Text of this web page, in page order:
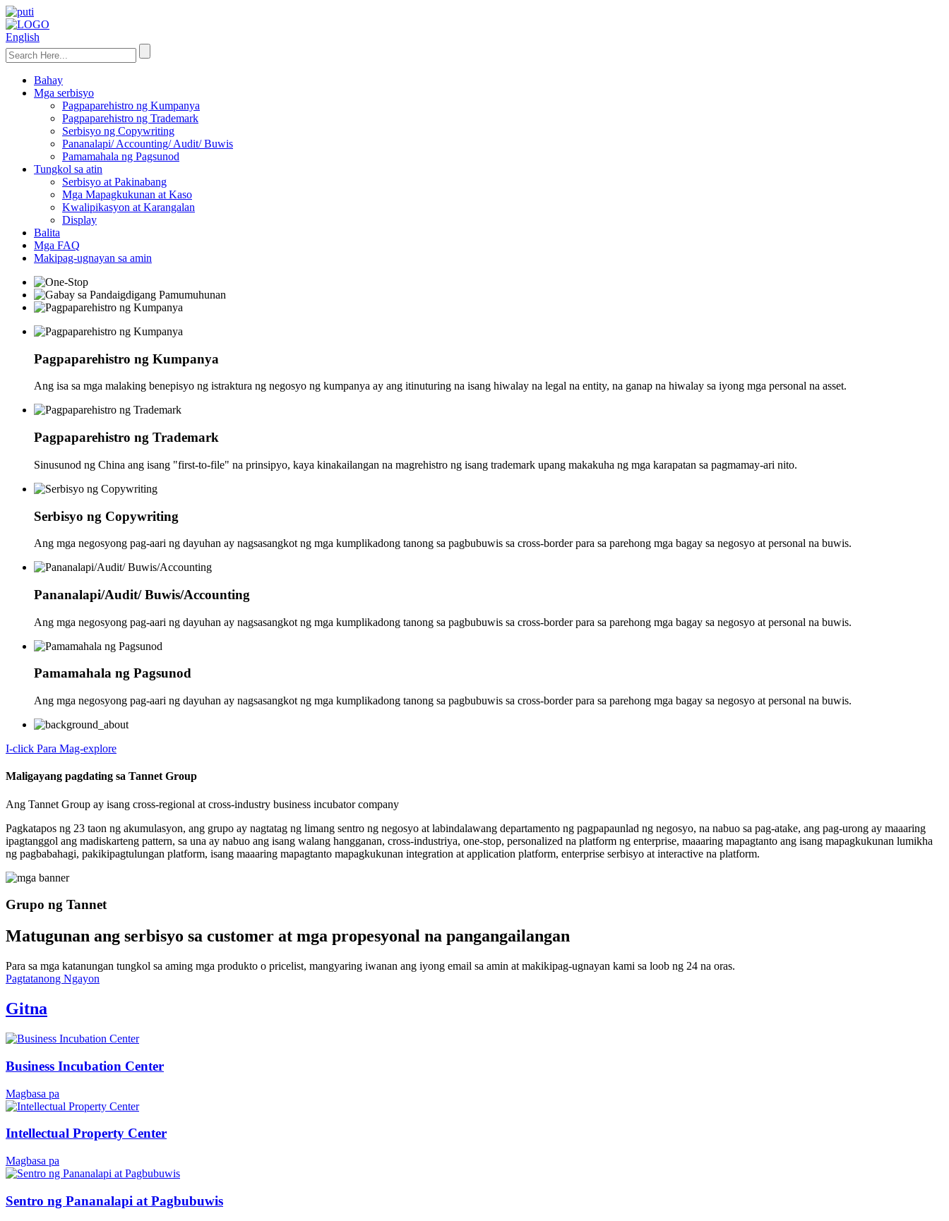
English
Bahay
Mga serbisyo
Pagpaparehistro ng Kumpanya
Pagpaparehistro ng Trademark
Serbisyo ng Copywriting
Pananalapi/ Accounting/ Audit/ Buwis
Pamamahala ng Pagsunod
Tungkol sa atin
Serbisyo at Pakinabang
Mga Mapagkukunan at Kaso
Kwalipikasyon at Karangalan
Display
Balita
Mga FAQ
Makipag-ugnayan sa amin
Pagpaparehistro ng Kumpanya
Ang isa sa mga malaking benepisyo ng istraktura ng negosyo ng kumpanya ay ang itinuturing na isang hiwalay na legal na entity, na ganap na hiwalay sa iyong mga personal na asset.
Pagpaparehistro ng Trademark
Sinusunod ng China ang isang "first-to-file" na prinsipyo, kaya kinakailangan na magrehistro ng isang trademark upang makakuha ng mga karapatan sa pagmamay-ari nito.
Serbisyo ng Copywriting
Ang mga negosyong pag-aari ng dayuhan ay nagsasangkot ng mga kumplikadong tanong sa pagbubuwis sa cross-border para sa parehong mga bagay sa negosyo at personal na buwis.
Pananalapi/Audit/ Buwis/Accounting
Ang mga negosyong pag-aari ng dayuhan ay nagsasangkot ng mga kumplikadong tanong sa pagbubuwis sa cross-border para sa parehong mga bagay sa negosyo at personal na buwis.
Pamamahala ng Pagsunod
Ang mga negosyong pag-aari ng dayuhan ay nagsasangkot ng mga kumplikadong tanong sa pagbubuwis sa cross-border para sa parehong mga bagay sa negosyo at personal na buwis.
I-click Para Mag-explore
Maligayang pagdating sa Tannet Group
Ang Tannet Group ay isang cross-regional at cross-industry business incubator company
Pagkatapos ng 23 taon ng akumulasyon, ang grupo ay nagtatag ng limang sentro ng negosyo at labindalawang departamento ng pagpapaunlad ng negosyo, na nabuo sa pag-atake, ang pag-urong ay maaaring
ipagtanggol ang madiskarteng pattern, sa una ay nabuo ang isang walang hangganan, cross-industriya, one-stop, personalized na platform ng enterprise, maaaring mapagtanto ang isang mapagkukunan lumikha
ng pagbabahagi, pakikipagtulungan platform, isang maaaring mapagtanto mapagkukunan integration at application platform, enterprise serbisyo at interactive na platform.
Grupo ng Tannet
Matugunan ang serbisyo sa customer at mga propesyonal na pangangailangan
Para sa mga katanungan tungkol sa aming mga produkto o pricelist, mangyaring iwanan ang iyong email sa amin at makikipag-ugnayan kami sa loob ng 24 na oras.
Pagtatanong Ngayon
Gitna
Business Incubation Center
Magbasa pa
Intellectual Property Center
Magbasa pa
Sentro ng Pananalapi at Pagbubuwis